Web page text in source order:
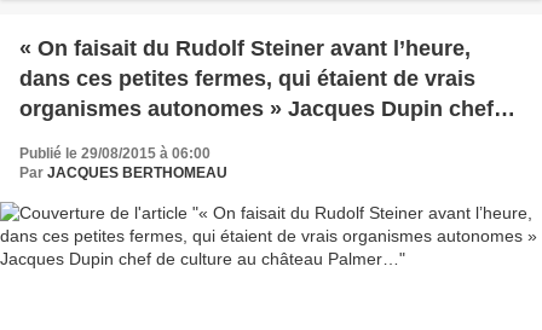
« On faisait du Rudolf Steiner avant l’heure,
dans ces petites fermes, qui étaient de vrais
organismes autonomes » Jacques Dupin chef
de culture au château Palmer…
Publié le 29/08/2015 à 06:00
Par JACQUES BERTHOMEAU